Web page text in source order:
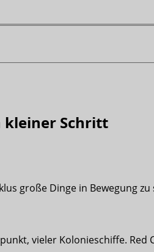
kleiner Schritt
große Dinge in Bewegung zu
vieler Kolonieschiffe.